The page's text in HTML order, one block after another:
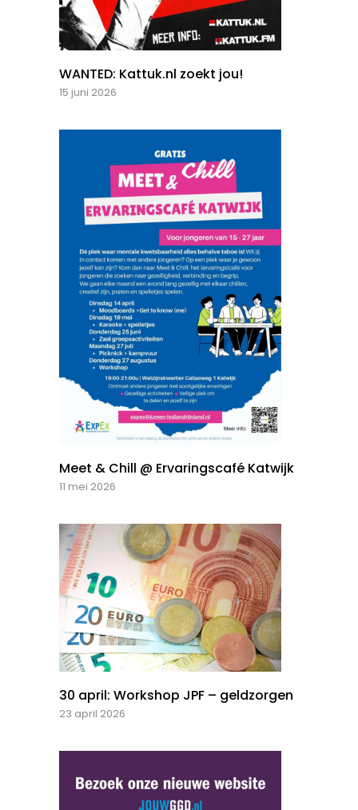
WANTED: Kattuk.nl zoekt jou!
15 juni 2026
Meet & Chill @ Ervaringscafé Katwijk
11 mei 2026
30 april: Workshop JPF – geldzorgen
23 april 2026